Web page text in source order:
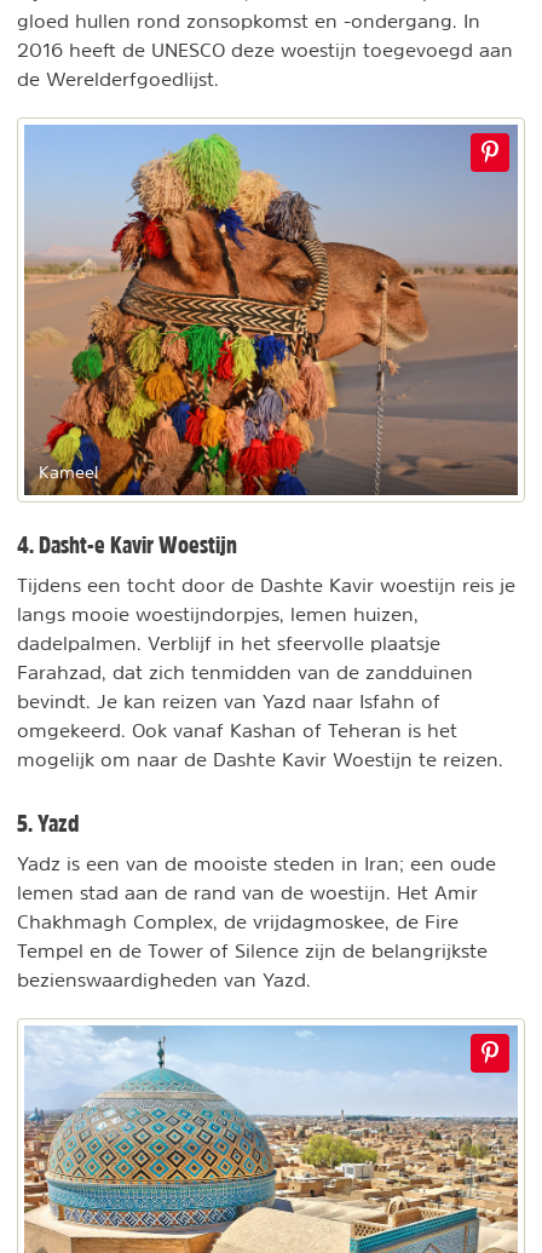
gloed hullen rond zonsopkomst en -ondergang. In
2016 heeft de UNESCO deze woestijn toegevoegd aan
de Werelderfgoedlijst.
Kameel
4. Dasht-e Kavir Woestijn
Tijdens een tocht door de Dashte Kavir woestijn reis je
langs mooie woestijndorpjes, lemen huizen,
dadelpalmen. Verblijf in het sfeervolle plaatsje
Farahzad, dat zich tenmidden van de zandduinen
bevindt. Je kan reizen van Yazd naar Isfahn of
omgekeerd. Ook vanaf Kashan of Teheran is het
mogelijk om naar de Dashte Kavir Woestijn te reizen.
5. Yazd
Yadz is een van de mooiste steden in Iran; een oude
lemen stad aan de rand van de woestijn. Het Amir
Chakhmagh Complex, de vrijdagmoskee, de Fire
Tempel en de Tower of Silence zijn de belangrijkste
bezienswaardigheden van Yazd.